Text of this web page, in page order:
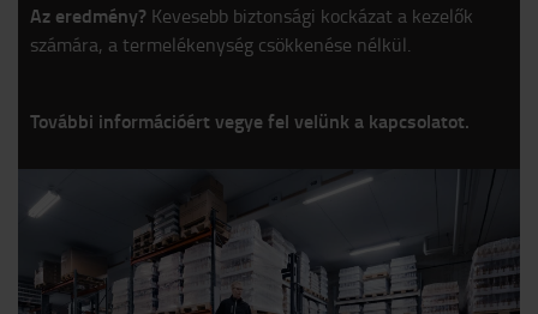
Az eredmény? Kevesebb biztonsági kockázat a kezelők
számára, a termelékenység csökkenése nélkül.
További információért vegye fel velünk a kapcsolatot.